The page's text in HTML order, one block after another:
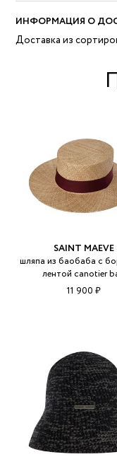
ИНФОРМАЦИЯ О
Доставка из
SAINT MAEVE
шляпа из баобаба с
лентой canotier
11 900 ₽